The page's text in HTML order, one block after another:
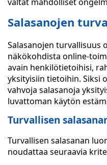
Salasanojen
Salasanojen turvallisuus
näkökohdista online-
avain henkilötietoihisi,
yksityisiin tietoihin. Siksi
vahvoja salasanoja
luvattoman käytön
Turvallisen
Turvallisen salasanan
noudattaa seuraavia